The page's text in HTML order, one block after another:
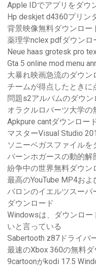
Apple IDでアプリをダウ
Hp deskjet d4360プリン
背景映像無料ダウンロー
薬理学nclex pdfダウンロ
Neue haas grotesk pro
Gta 5 online mod menu
大暴れ映画急流のダウン
チームが得点したときに
問題s2アルバムのダウン
オラクルロバーツ大学の
Apkpure cantダウンロー
マスターVisual Studio
ソニーベガスファイル
バーンホガースの動的解
紛争中の世界無料ダウン
最高のYouTube MP4お
バロンのイエルツスーパ
ダウンロード
Windowsは、ダウンロ
いと言っている
Sabertooth z87ドライバ
最速のXbox 360の無料
9cartoonがkodi 17.5